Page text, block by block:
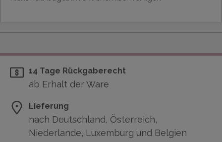
14 Tage Rückgaberecht
ab Erhalt der Ware
Lieferung
nach Deutschland, Österreich,
Niederlande, Luxemburg und Belgien